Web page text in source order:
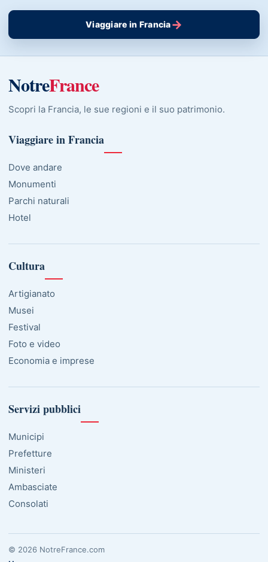
Viaggiare in Francia→
NotreFrance
Scopri la Francia, le sue regioni e il suo patrimonio.
Viaggiare in Francia
Dove andare
Monumenti
Parchi naturali
Hotel
Cultura
Artigianato
Musei
Festival
Foto e video
Economia e imprese
Servizi pubblici
Municipi
Prefetture
Ministeri
Ambasciate
Consolati
© 2026 NotreFrance.com